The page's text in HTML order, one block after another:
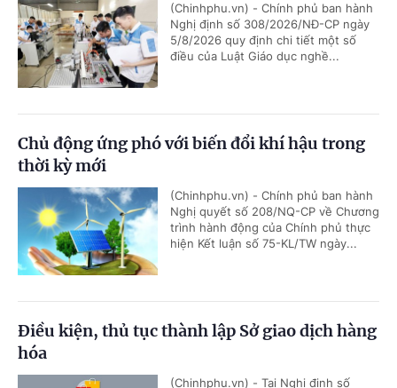
(Chinhphu.vn) - Chính phủ ban hành
Nghị định số 308/2026/NĐ-CP ngày
5/8/2026 quy định chi tiết một số
điều của Luật Giáo dục nghề...
Chủ động ứng phó với biến đổi khí hậu trong
thời kỳ mới
(Chinhphu.vn) - Chính phủ ban hành
Nghị quyết số 208/NQ-CP về Chương
trình hành động của Chính phủ thực
hiện Kết luận số 75-KL/TW ngày...
Điều kiện, thủ tục thành lập Sở giao dịch hàng
hóa
(Chinhphu.vn) - Tại Nghị định số